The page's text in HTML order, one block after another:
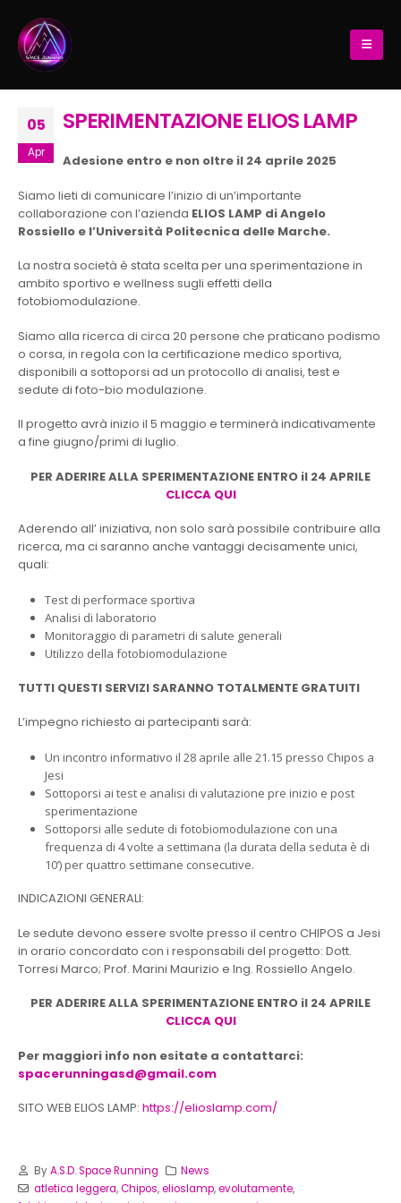
05
Apr
SPERIMENTAZIONE ELIOS LAMP
Adesione entro e non oltre il 24 aprile 2025
Siamo lieti di comunicare l’inizio di un’importante
collaborazione con l’azienda ELIOS LAMP di Angelo
Rossiello e l’Università Politecnica delle Marche.
La nostra società è stata scelta per una sperimentazione in
ambito sportivo e wellness sugli effetti della
fotobiomodulazione.
Siamo alla ricerca di circa 20 persone che praticano podismo
o corsa, in regola con la certificazione medico sportiva,
disponibili a sottoporsi ad un protocollo di analisi, test e
sedute di foto-bio modulazione.
Il progetto avrà inizio il 5 maggio e terminerà indicativamente
a fine giugno/primi di luglio.
PER ADERIRE ALLA SPERIMENTAZIONE ENTRO il 24 APRILE
CLICCA QUI
Aderendo all’ iniziativa, non solo sarà possibile contribuire alla
ricerca, ma ci saranno anche vantaggi decisamente unici,
quali:
Test di performace sportiva
Analisi di laboratorio
Monitoraggio di parametri di salute generali
Utilizzo della fotobiomodulazione
TUTTI QUESTI SERVIZI SARANNO TOTALMENTE GRATUITI
L’impegno richiesto ai partecipanti sarà:
Un incontro informativo il 28 aprile alle 21.15 presso Chipos a
Jesi
Sottoporsi ai test e analisi di valutazione pre inizio e post
sperimentazione
Sottoporsi alle sedute di fotobiomodulazione con una
frequenza di 4 volte a settimana (la durata della seduta è di
10’) per quattro settimane consecutive.
INDICAZIONI GENERALI:
Le sedute devono essere svolte presso il centro CHIPOS a Jesi
in orario concordato con i responsabili del progetto: Dott.
Torresi Marco; Prof. Marini Maurizio e Ing. Rossiello Angelo.
PER ADERIRE ALLA SPERIMENTAZIONE ENTRO il 24 APRILE
CLICCA QUI
Per maggiori info non esitate a contattarci:
spacerunningasd@gmail.com
SITO WEB ELIOS LAMP: https://elioslamp.com/
ByA.S.D. Space Running
News
atletica leggera,Chipos,elioslamp,evolutamente,